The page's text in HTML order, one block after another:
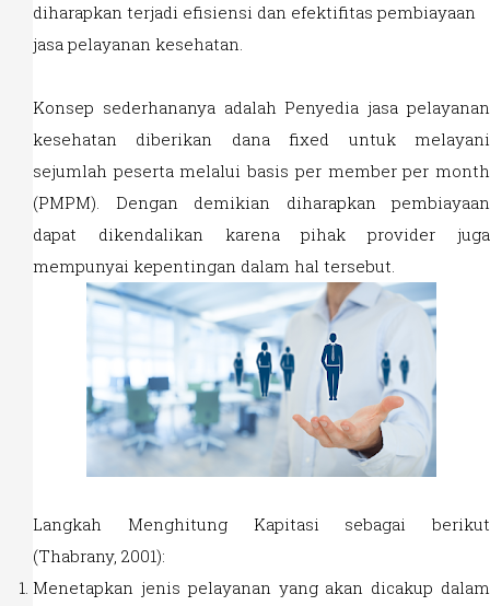
diharapkan terjadi efisiensi dan efektifitas pembiayaan
jasa pelayanan kesehatan.
Konsep sederhananya adalah Penyedia jasa pelayanan
kesehatan diberikan dana fixed untuk melayani
sejumlah peserta melalui basis per member per month
(PMPM). Dengan demikian diharapkan pembiayaan
dapat dikendalikan karena pihak provider juga
mempunyai kepentingan dalam hal tersebut.
Langkah Menghitung Kapitasi sebagai berikut
(Thabrany, 2001):
Menetapkan jenis pelayanan yang akan dicakup dalam